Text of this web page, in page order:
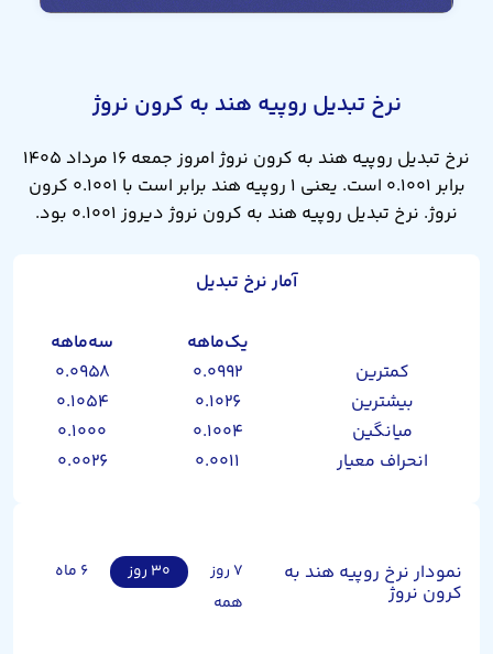
نرخ تبدیل روپیه هند به کرون نروژ
نرخ تبدیل روپیه هند به کرون نروژ امروز جمعه ۱۶ مرداد ۱۴۰۵
برابر ۰.۱۰۰۱ است. یعنی ۱ روپیه هند برابر است با ۰.۱۰۰۱ کرون
نروژ. نرخ تبدیل روپیه هند به کرون نروژ دیروز ۰.۱۰۰۱ بود.
آمار نرخ تبدیل
یک‌ماهه
سه‌ماهه
کمترین
۰.۰۹۹۲
۰.۰۹۵۸
بیشترین
۰.۱۰۲۶
۰.۱۰۵۴
میانگین
۰.۱۰۰۴
۰.۱۰۰۰
انحراف معیار
۰.۰۰۱۱ ۰.۰۰۲۶
نمودار نرخ روپیه هند به
کرون نروژ
۷ روز ۳۰ روز
۶ ماه
همه